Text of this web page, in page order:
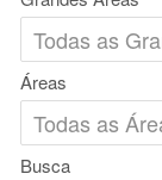
Áreas
Busca